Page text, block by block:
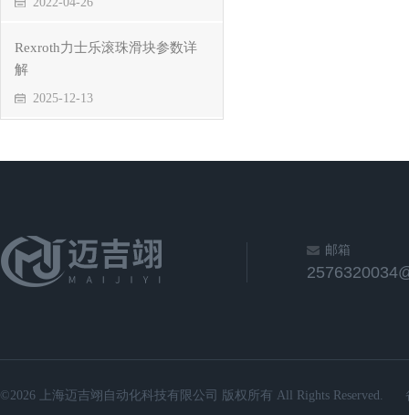
Rexroth力士乐滚珠滑块参数详
解
2025-12-13
邮箱
©2026 上海迈吉翊自动化科技有限公司 版权所有 All Rights Reserved.